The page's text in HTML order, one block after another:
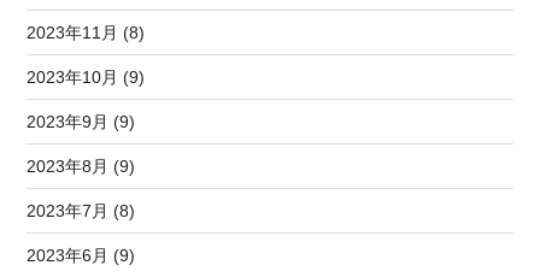
2023年11月 (8)
2023年10月 (9)
2023年9月 (9)
2023年8月 (9)
2023年7月 (8)
2023年6月 (9)